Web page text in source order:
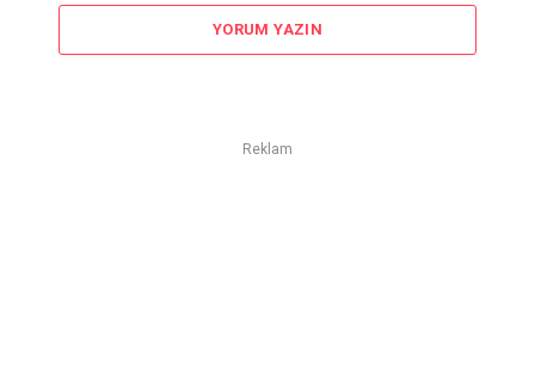
YORUM YAZIN
Reklam